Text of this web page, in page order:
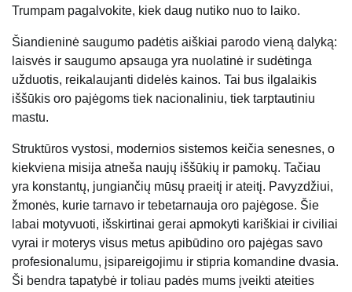
Trumpam pagalvokite, kiek daug nutiko nuo to laiko.
Šiandieninė saugumo padėtis aiškiai parodo vieną dalyką:
laisvės ir saugumo apsauga yra nuolatinė ir sudėtinga
užduotis, reikalaujanti didelės kainos. Tai bus ilgalaikis
iššūkis oro pajėgoms tiek nacionaliniu, tiek tarptautiniu
mastu.
Struktūros vystosi, modernios sistemos keičia senesnes, o
kiekviena misija atneša naujų iššūkių ir pamokų. Tačiau
yra konstantų, jungiančių mūsų praeitį ir ateitį. Pavyzdžiui,
žmonės, kurie tarnavo ir tebetarnauja oro pajėgose. Šie
labai motyvuoti, išskirtinai gerai apmokyti kariškiai ir civiliai
vyrai ir moterys visus metus apibūdino oro pajėgas savo
profesionalumu, įsipareigojimu ir stipria komandine dvasia.
Ši bendra tapatybė ir toliau padės mums įveikti ateities